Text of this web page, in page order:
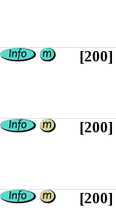
[200]
[200]
[200]